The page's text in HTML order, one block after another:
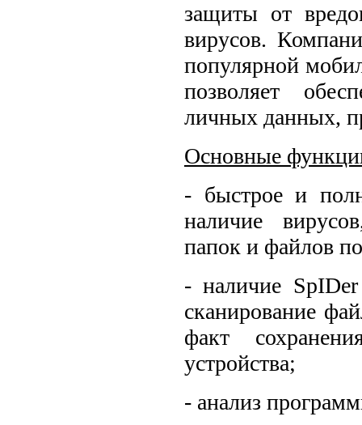
защиты от
вирусов.
популярной
позволяет
личных данных,
Основные
- быстрое и
наличие
папок и файлов
- наличие
сканирование
факт
устройства;
- анализ